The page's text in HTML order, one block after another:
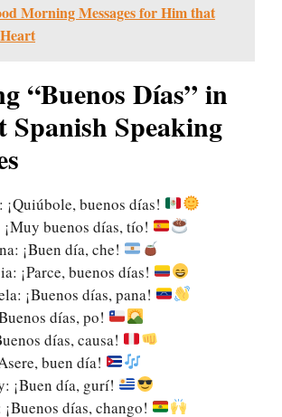
Morning Messages for Him that
“Buenos Días” in
Spanish Speaking
buenos días!
¡Muy buenos días, tío!
¡Buen día, che!
¡Parce, buenos días!
¡Buenos días, pana!
días, po!
días, causa!
buen día!
¡Buen día, gurí!
días, chango!